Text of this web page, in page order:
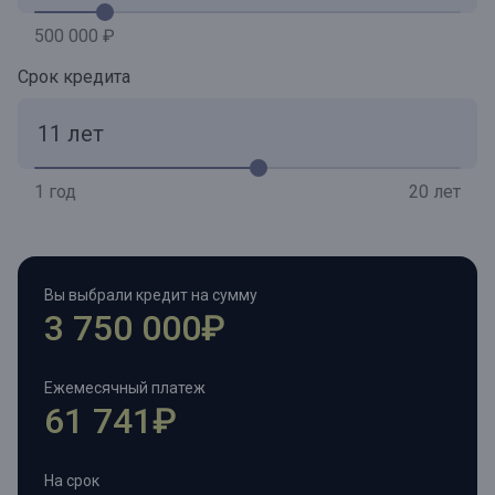
500 000 ₽
Срок кредита
1 год 20 лет
Вы выбрали кредит на сумму
3 750 000₽
Ежемесячный платеж
61 741₽
На срок